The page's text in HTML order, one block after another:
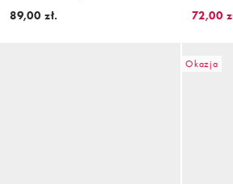
89,00 zł.
72,00
Okazja